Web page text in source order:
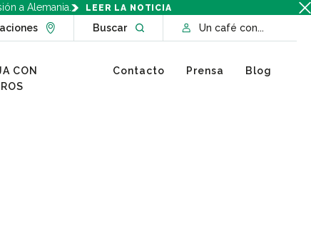
a Alemania. LEER LA NOTICIA
Go to Locations page
BuscarOpen website searchUn café con...
CON
Contacto Prensa Blog